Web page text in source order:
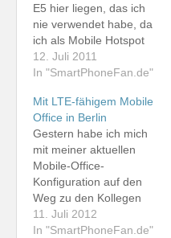
E5 hier liegen, das ich
nie verwendet habe, da
ich als Mobile Hotspot
auch ein Novatel
Wireless MiFi 2352
versucht, das Novatel-
Wireless-Gerät direkt
am Notebook zu
betreiben. Das schlug
jedoch fehl. Die WLAN-
Schnittstelle wird
abgeschaltet, sobald
man die…
12. Juli 2011
In "SmartPhoneFan.de"
Mit LTE-fähigem Mobile
Office in Berlin
Gestern habe ich mich
mit meiner aktuellen
Mobile-Office-
Konfiguration auf den
Weg zu den Kollegen
von teltarif.de in Berlin
gemacht. Im Gepäck
11. Juli 2012
In "SmartPhoneFan.de"